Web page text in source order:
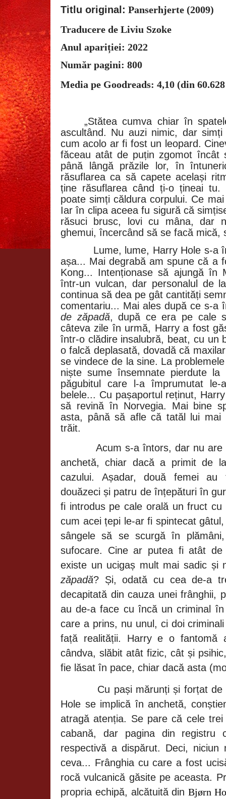
Titlu original: Panserhjerte (2009)
Traducere de Liviu Szoke
Anul apariției: 2022
Număr pagini: 800
Media pe Goodreads: 4,10 (din
„Stătea cumva chiar în
ascultând. Nu auzi nimic, dar
cum acolo ar fi fost un leopard.
făceau atât de puțin zgomot încât
până lângă prăzile lor, în
răsuflarea ca să capete același
ține răsuflarea când ți-o țineai
poate simți căldura corpului. Ce
Iar în clipa aceea fu sigură că
răsuci brusc, lovi cu mâna, dar
ghemui, încercând să se facă mică,
Lume, lume, Harry Hole s-a
așa... Mai degrabă am spune că a
Kong... Intenționase să ajungă în
într-un vulcan, dar personalul de
continua să dea pe gât cantități
comentariu... Mai ales după ce s-a
de zăpadă, după ce era pe cale
câteva zile în urmă, Harry a fost
într-o clădire insalubră, beat, cu un
o falcă deplasată, dovadă că
se vindece de la sine. La
niște sume însemnate pierdute
păgubitul care l-a împrumutat le-
belele... Cu pașaportul reținut,
să revină în Norvegia. Mai bine
asta, până să afle că tatăl lui mai
trăit.
Acum s-a întors, dar nu
anchetă, chiar dacă a primit de
cazului. Așadar, două femei
douăzeci și patru de înțepături în
fi introdus pe cale orală un fruct
cum acei țepi le-ar fi spintecat
sângele să se scurgă în
sufocare. Cine ar putea fi atât
existe un ucigaș mult mai sadic și
zăpadă? Și, odată cu cea de-a
decapitată din cauza unei frânghii,
au de-a face cu încă un criminal
care a prins, nu unul, ci doi
față realității. Harry e o fantomă
cândva, slăbit atât fizic, cât și
fie lăsat în pace, chiar dacă asta
Cu pași mărunți și forțat
Hole se implică în anchetă,
atragă atenția. Se pare că cele
cabană, dar pagina din registru
respectivă a dispărut. Deci, niciun
ceva... Frânghia cu care a fost
rocă vulcanică găsite pe aceasta.
propria echipă, alcătuită dinBjørn